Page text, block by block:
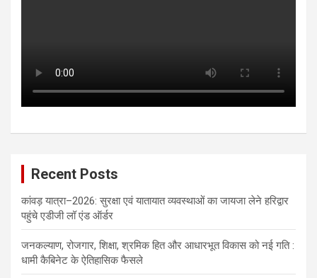
Recent Posts
कांवड़ यात्रा–2026: सुरक्षा एवं यातायात व्यवस्थाओं का जायजा लेने हरिद्वार
पहुंचे एडीजी लॉ एंड ऑर्डर
जनकल्याण, रोजगार, शिक्षा, श्रमिक हित और आधारभूत विकास को नई गति :
धामी कैबिनेट के ऐतिहासिक फैसले